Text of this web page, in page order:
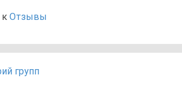
к Отзывы
групп